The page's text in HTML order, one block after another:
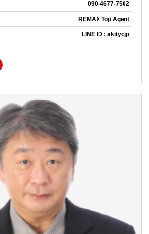
090-4677-7502
REMAX Top Agent
LINE ID : akityojp